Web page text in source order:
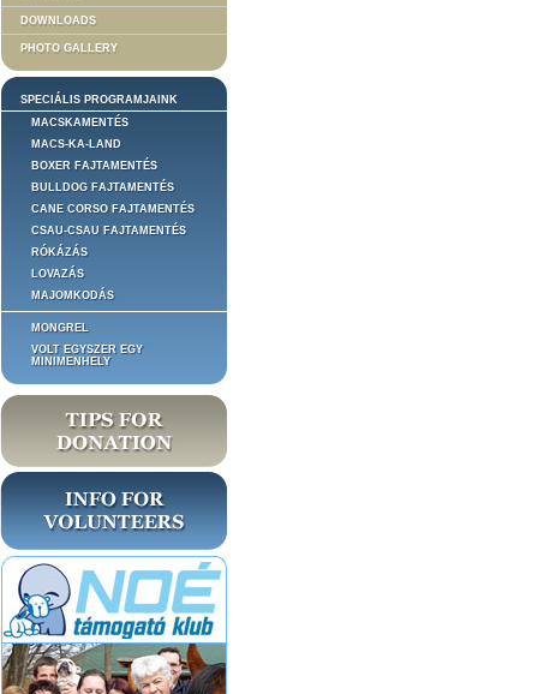
DOWNLOADS
PHOTO GALLERY
SPECIÁLIS PROGRAMJAINK
MACSKAMENTÉS
MACS-KA-LAND
BOXER FAJTAMENTÉS
BULLDOG FAJTAMENTÉS
CANE CORSO FAJTAMENTÉS
CSAU-CSAU FAJTAMENTÉS
RÓKÁZÁS
LOVAZÁS
MAJOMKODÁS
MONGREL
VOLT EGYSZER EGY
MINIMENHELY